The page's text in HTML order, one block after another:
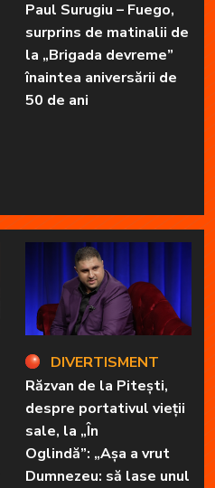
Paul Surugiu – Fuego,
surprins de matinalii de
la „Brigada devreme”
înaintea aniversării de
50 de ani
DIVERTISMENT
Răzvan de la Pitești,
despre portativul vieții
sale, la „În
Oglindă”: „Așa a vrut
Dumnezeu: să lase unul